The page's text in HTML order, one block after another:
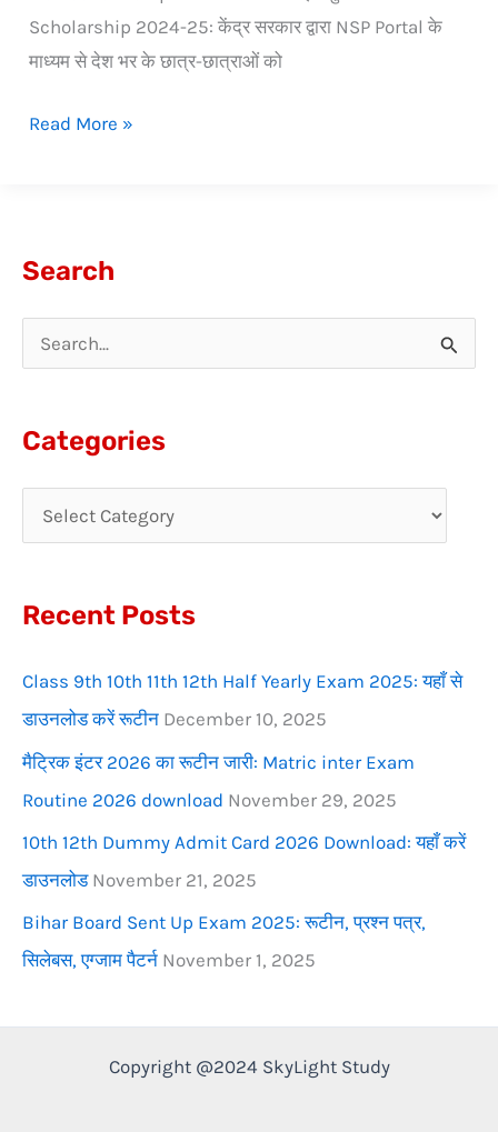
Scholarship 2024-25: केंद्र सरकार द्वारा NSP Portal के
माध्यम से देश भर के छात्र-छात्राओं को
Read More »
Search
h
o
:
Categories
Recent Posts
Class 9th 10th 11th 12th Half Yearly Exam 2025: यहाँ से
डाउनलोड करें रूटीन December 10, 2025
मैट्रिक इंटर 2026 का रूटीन जारी: Matric inter Exam
Routine 2026 download November 29, 2025
10th 12th Dummy Admit Card 2026 Download: यहाँ करें
डाउनलोड November 21, 2025
Bihar Board Sent Up Exam 2025: रूटीन, प्रश्न पत्र,
सिलेबस, एग्जाम पैटर्न November 1, 2025
Copyright @2024 SkyLight Study